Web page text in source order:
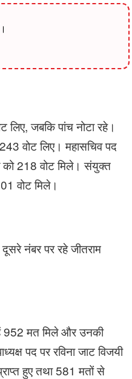
जबकि पांच नोटा रहे।
वोट लिए। महासचिव पद
को 218 वोट मिले। संयुक्त
वोट मिले।
नंबर पर रहे जीतराम
952 मत मिले और उनकी
पद पर रविना जाट विजयी
हुए तथा 581 मतों से